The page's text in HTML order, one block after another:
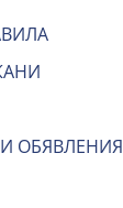
ОБЯВЛЕНИЯ